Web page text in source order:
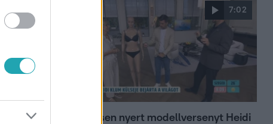
7:02
19 évesen nyert modellversenyt Heidi